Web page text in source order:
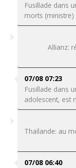
Fusillade dans
morts (ministre)
Allianz:
07/08 07:23
Fusillade dans
adolescent, est
Thaïlande: au
07/08 06:40